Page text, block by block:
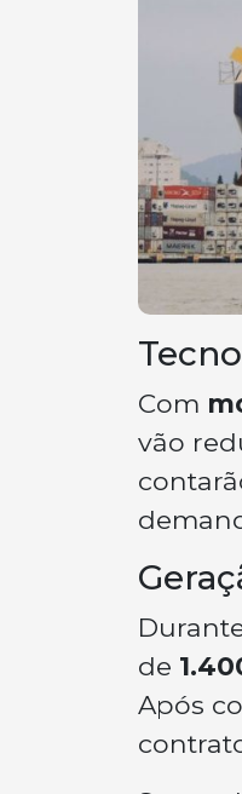
Com
vão
de
Após